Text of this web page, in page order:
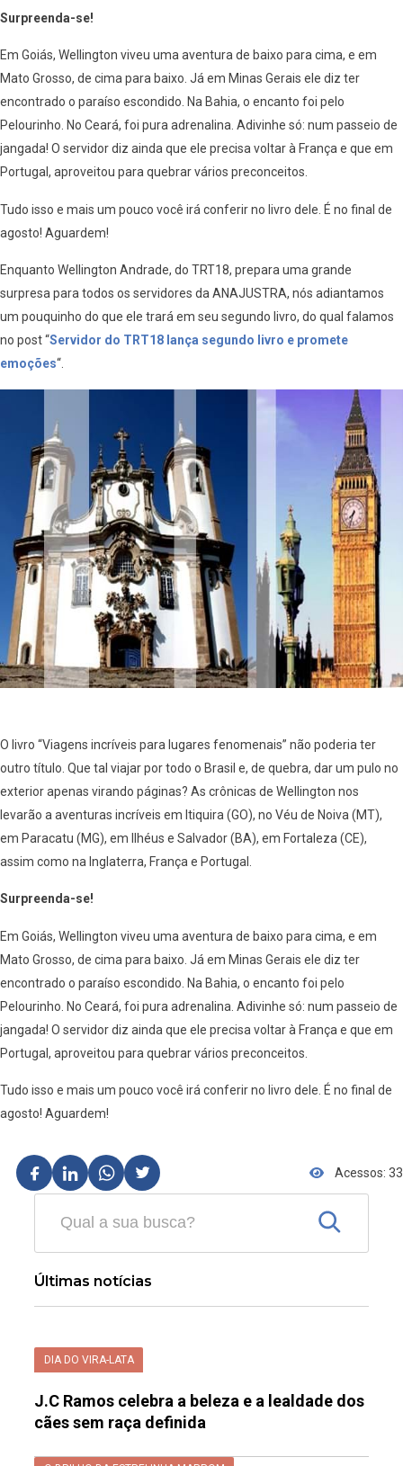
Surpreenda-se!
Em Goiás, Wellington viveu uma aventura de baixo para cima, e em
Mato Grosso, de cima para baixo. Já em Minas Gerais ele diz ter
encontrado o paraíso escondido. Na Bahia, o encanto foi pelo
Pelourinho. No Ceará, foi pura adrenalina. Adivinhe só: num passeio de
jangada! O servidor diz ainda que ele precisa voltar à França e que em
Portugal, aproveitou para quebrar vários preconceitos.
Tudo isso e mais um pouco você irá conferir no livro dele. É no final de
agosto! Aguardem!
Enquanto Wellington Andrade, do TRT18, prepara uma grande
surpresa para todos os servidores da ANAJUSTRA, nós adiantamos
um pouquinho do que ele trará em seu segundo livro, do qual falamos
no post “Servidor do TRT18 lança segundo livro e promete
emoções“.
O livro “Viagens incríveis para lugares fenomenais” não poderia ter
outro título. Que tal viajar por todo o Brasil e, de quebra, dar um pulo no
exterior apenas virando páginas? As crônicas de Wellington nos
levarão a aventuras incríveis em Itiquira (GO), no Véu de Noiva (MT),
em Paracatu (MG), em Ilhéus e Salvador (BA), em Fortaleza (CE),
assim como na Inglaterra, França e Portugal.
Surpreenda-se!
Em Goiás, Wellington viveu uma aventura de baixo para cima, e em
Mato Grosso, de cima para baixo. Já em Minas Gerais ele diz ter
encontrado o paraíso escondido. Na Bahia, o encanto foi pelo
Pelourinho. No Ceará, foi pura adrenalina. Adivinhe só: num passeio de
jangada! O servidor diz ainda que ele precisa voltar à França e que em
Portugal, aproveitou para quebrar vários preconceitos.
Tudo isso e mais um pouco você irá conferir no livro dele. É no final de
agosto! Aguardem!
Acessos: 33
Últimas notícias
DIA DO VIRA-LATA
J.C Ramos celebra a beleza e a lealdade dos
cães sem raça definida